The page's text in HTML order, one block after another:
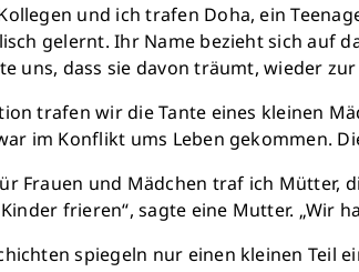
und ich trafen Doha, ein
gelernt. Ihr Name bezieht sich auf
uns, dass sie davon träumt, wieder
trafen wir die Tante eines kleinen
im Konflikt ums Leben gekommen.
Frauen und Mädchen traf ich Mütter,
frieren“, sagte eine Mutter. „Wir
spiegeln nur einen kleinen Teil